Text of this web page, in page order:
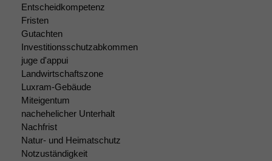
Entscheidkompetenz
Fristen
Gutachten
Investitionsschutzabkommen
juge d'appui
Landwirtschaftszone
Luxram-Gebäude
Miteigentum
nachehelicher Unterhalt
Nachfrist
Natur- und Heimatschutz
Notzuständigkeit